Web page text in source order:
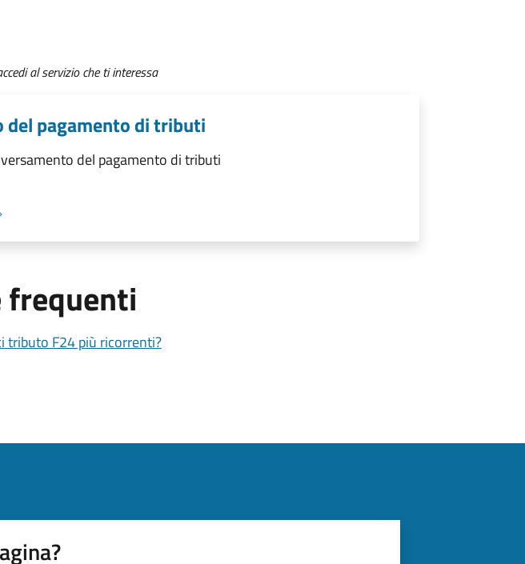
al servizio che ti interessa
del pagamento di tributi
del pagamento di tributi
frequenti
tributo F24 più ricorrenti?